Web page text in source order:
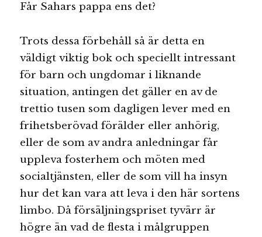
Får Sahars pappa ens det?
Trots dessa förbehåll så är detta en
väldigt viktig bok och speciellt intressant
för barn och ungdomar i liknande
situation, antingen det gäller en av de
trettio tusen som dagligen lever med en
frihetsberövad förälder eller anhörig,
eller de som av andra anledningar får
uppleva fosterhem och möten med
socialtjänsten, eller de som vill ha insyn
hur det kan vara att leva i den här sortens
limbo. Då försäljningspriset tyvärr är
högre än vad de flesta i målgruppen